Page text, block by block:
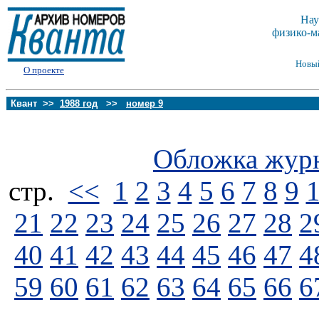
О проекте
физико-
Квант >> 1988 год >> номер 9
Обложка
стp. << 1 2 3 4 5 6 7 8 9
21 22 23 24 25 26 27 28
40 41 42 43 44 45 46 47
59 60 61 62 63 64 65 66